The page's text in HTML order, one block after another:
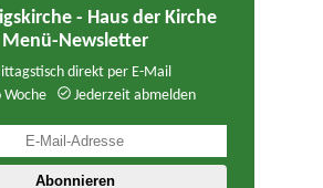
- Haus der Kirche
Menü-Newsletter
direkt per E-Mail
Woche
Jederzeit abmelden